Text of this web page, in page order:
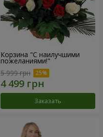
Корзина "С наилучшими
пожеланиями!"
5 999 грн
Заказать